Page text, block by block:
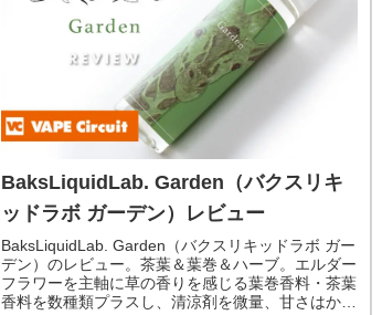
BaksLiquidLab. Garden（バクスリキ
ッドラボ ガーデン）レビュー
BaksLiquidLab. Garden（バクスリキッドラボ ガー
デン）のレビュー。茶葉＆葉巻＆ハーブ。エルダー
フラワーを主軸に草の香りを感じる葉巻香料・茶葉
香料を数種類プラスし、清涼剤を微量、甘さはかな